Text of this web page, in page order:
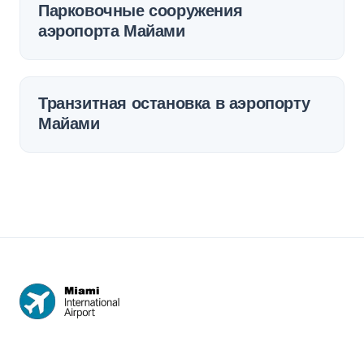
Парковочные сооружения
аэропорта Майами
Транзитная остановка в аэропорту
Майами